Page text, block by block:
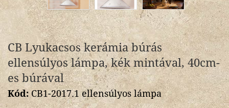
CB Lyukacsos kerámia búrás
ellensúlyos lámpa, kék mintával, 40cm-
es búrával
Kód:CB1-2017.1 ellensúlyos lámpa